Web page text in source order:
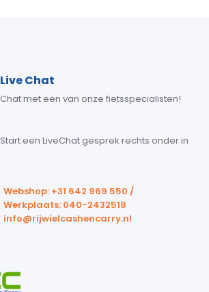
Live Chat
Chat met een van onze fietsspecialisten!
Start een LiveChat gesprek rechts onder in
Webshop: +31 642 969 550 /
Werkplaats: 040-2432518
info@rijwielcashencarry.nl